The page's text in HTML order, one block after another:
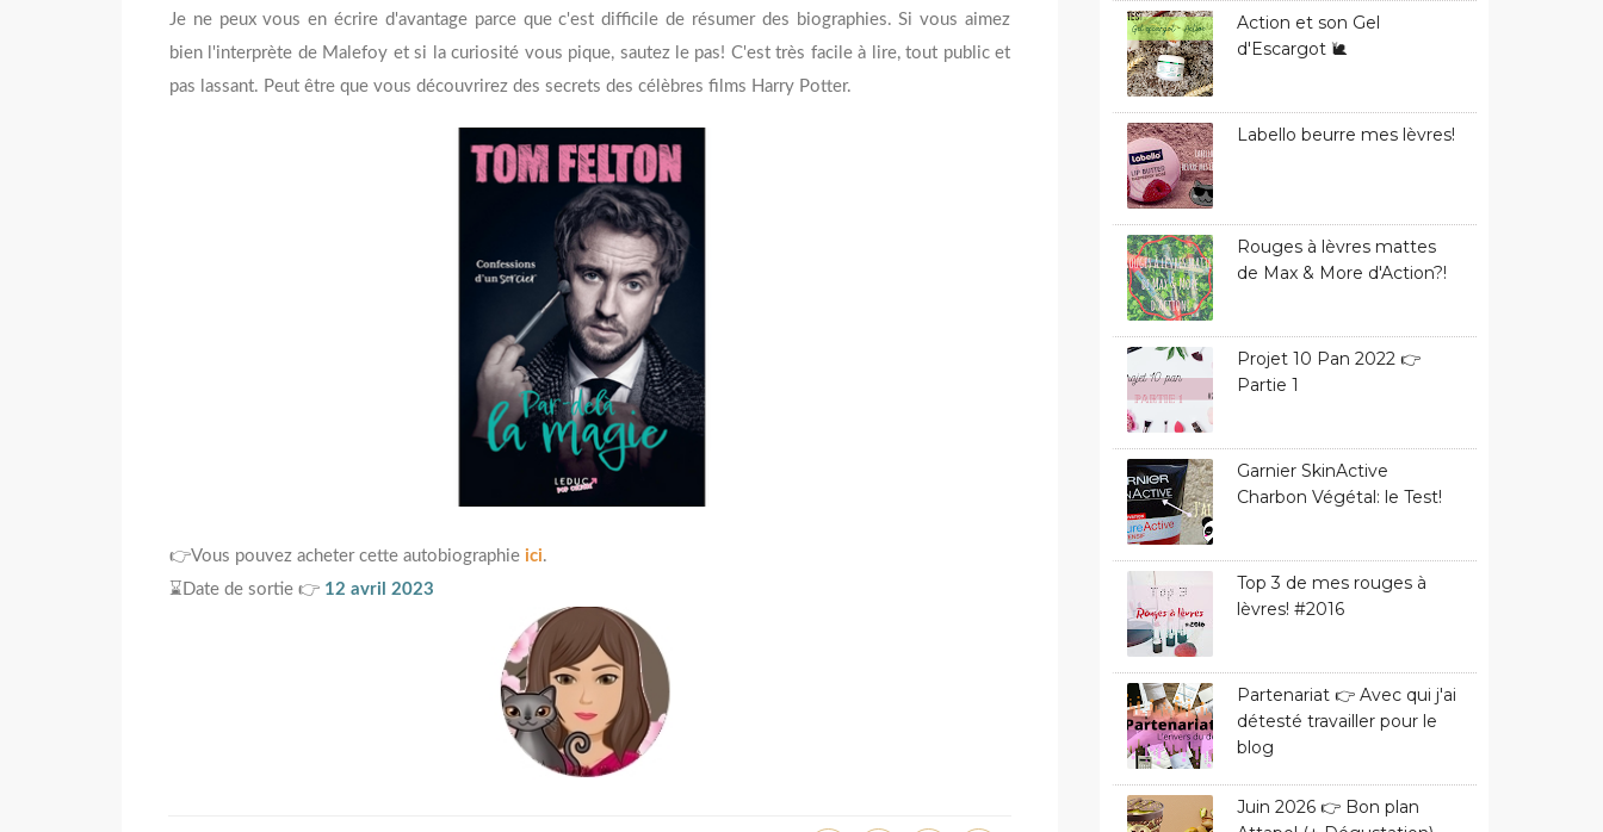
Je ne peux vous en écrire d'avantage parce que c'est difficile de résumer des biographies. Si vous aimez
bien l'interprète de Malefoy et si la curiosité vous pique, sautez le pas! C'est très facile à lire, tout public et
pas lassant. Peut être que vous découvrirez des secrets des célèbres films Harry Potter.
👉Vous pouvez acheter cette autobiographie ici.
⌛Date de sortie 👉 12 avril 2023
Action et son Gel
d'Escargot 🐌
Labello beurre mes lèvres!
Rouges à lèvres mattes
de Max & More d'Action?!
Projet 10 Pan 2022 👉
Partie 1
Garnier SkinActive
Charbon Végétal: le Test!
Top 3 de mes rouges à
lèvres! #2016
Partenariat 👉 Avec qui j'ai
détesté travailler pour le
blog
Juin 2026 👉 Bon plan